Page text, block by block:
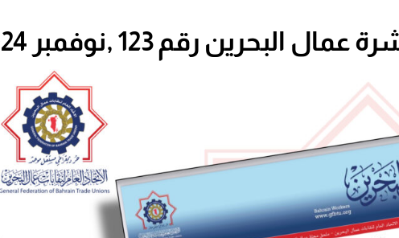
رقم 123 ,نوفمبر 2024